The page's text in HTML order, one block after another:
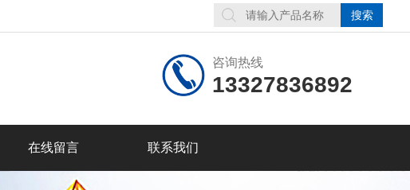
咨询热线
13327836892
在线留言 联系我们